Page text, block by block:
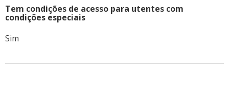
Tem condições de acesso para utentes com
condições especiais
Sim